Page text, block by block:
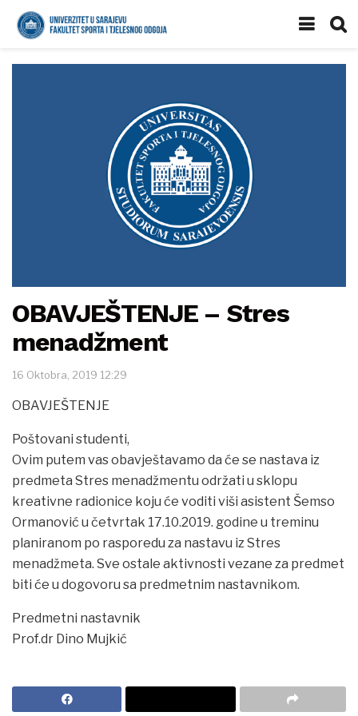
OBAVJEŠTENJE – Stres
menadžment
16 Oktobra, 2019 12:29
OBAVJEŠTENJE
Poštovani studenti,
Ovim putem vas obavještavamo da će se nastava iz
predmeta Stres menadžmentu održati u sklopu
kreativne radionice koju će voditi viši asistent Šemso
Ormanović u četvrtak 17.10.2019. godine u treminu
planiranom po rasporedu za nastavu iz Stres
menadžmeta. Sve ostale aktivnosti vezane za predmet
biti će u dogovoru sa predmetnim nastavnikom.
Predmetni nastavnik
Prof.dr Dino Mujkić